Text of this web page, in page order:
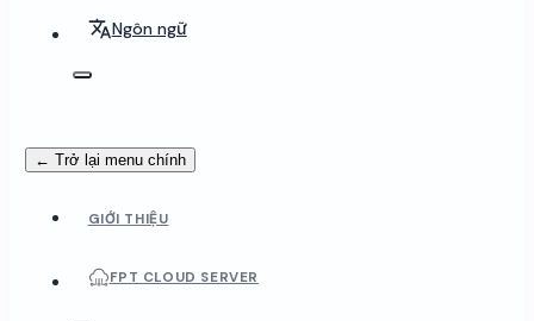
Ngôn ngữ
← Trở lại menu chính
GIỚI THIỆU
FPT CLOUD SERVER